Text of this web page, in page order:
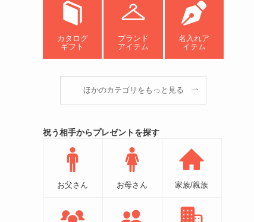
カタログ
ギフト
ブランド
アイテム
名入れア
イテム
ほかのカテゴリをもっと見る
祝う相手からプレゼントを探す
お父さん お母さん 家族/親族